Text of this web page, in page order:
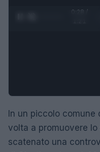
0:29 /
In un piccolo comune
volta a promuovere
scatenato una